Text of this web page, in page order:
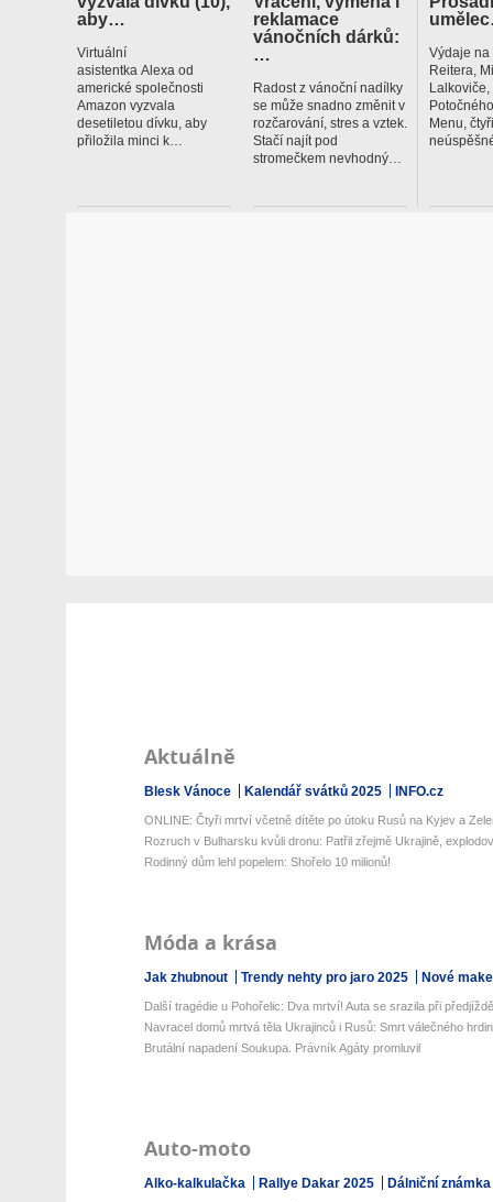
aby…
Virtuální
asistentka Alexa od
americké společnosti
Amazon vyzvala
desetiletou dívku, aby
přiložila minci k…
reklamace
vánočních dárků:
…
Radost z vánoční nadílky
se může snadno změnit v
rozčarování, stres a vztek.
Stačí najít pod
stromečkem nevhodný…
Výdaje na
Reitera,
Menu,
Aktuálně
Blesk Vánoce Kalendář svátků 2025 INFO.cz
ONLINE: Čtyři mrtví včetně dítěte po útoku Rusů na Kyjev a
Rozruch v Bulharsku kvůli dronu: Patřil zřejmě Ukrajině,
Rodinný dům lehl popelem: Shořelo 10 milionů!
Móda a krása
Jak zhubnout Trendy nehty pro jaro 2025 Nové
Další tragédie u Pohořelic: Dva mrtví! Auta se srazila při
Navracel domů mrtvá těla Ukrajinců i Rusů: Smrt válečného
Brutální napadení Soukupa. Právník Agáty promluvil
Auto-moto
Alko-kalkulačka Rallye Dakar 2025 Dálniční